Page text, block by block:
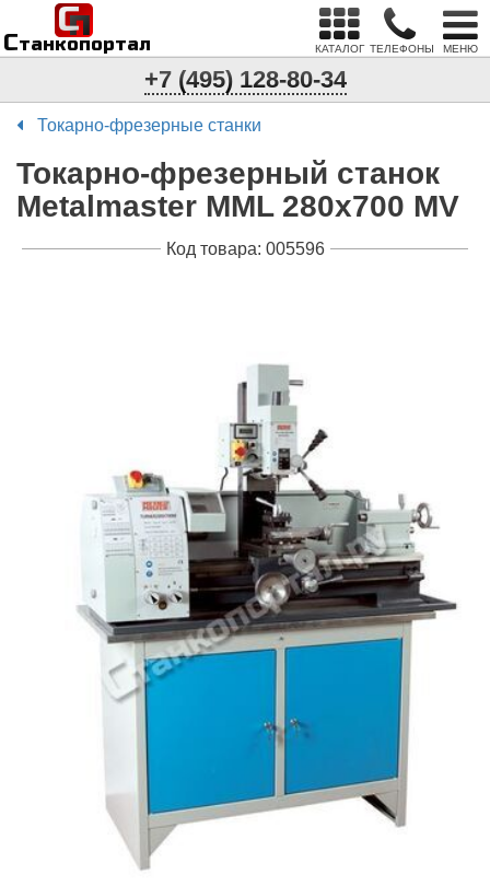
Станкопортал
п
С
КАТАЛОГ ТЕЛЕФОНЫ МЕНЮ
+7 (495) 128-80-34
Токарно-фрезерные станки
Токарно-фрезерный станок
Metalmaster MML 280x700 MV
Код товара: 005596